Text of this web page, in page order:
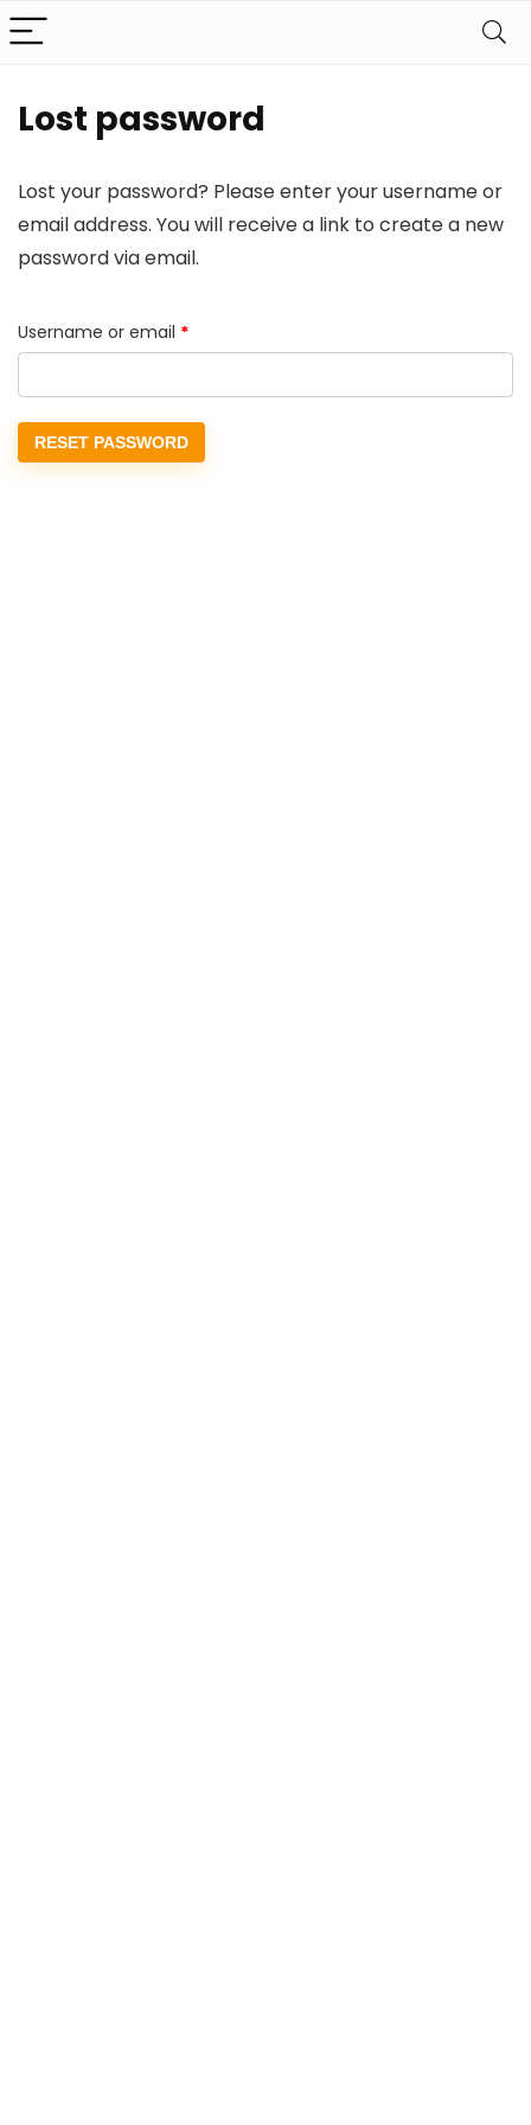
Lost password
Lost your password? Please enter your username or
email address. You will receive a link to create a new
password via email.
Username or email *Required
RESET PASSWORD